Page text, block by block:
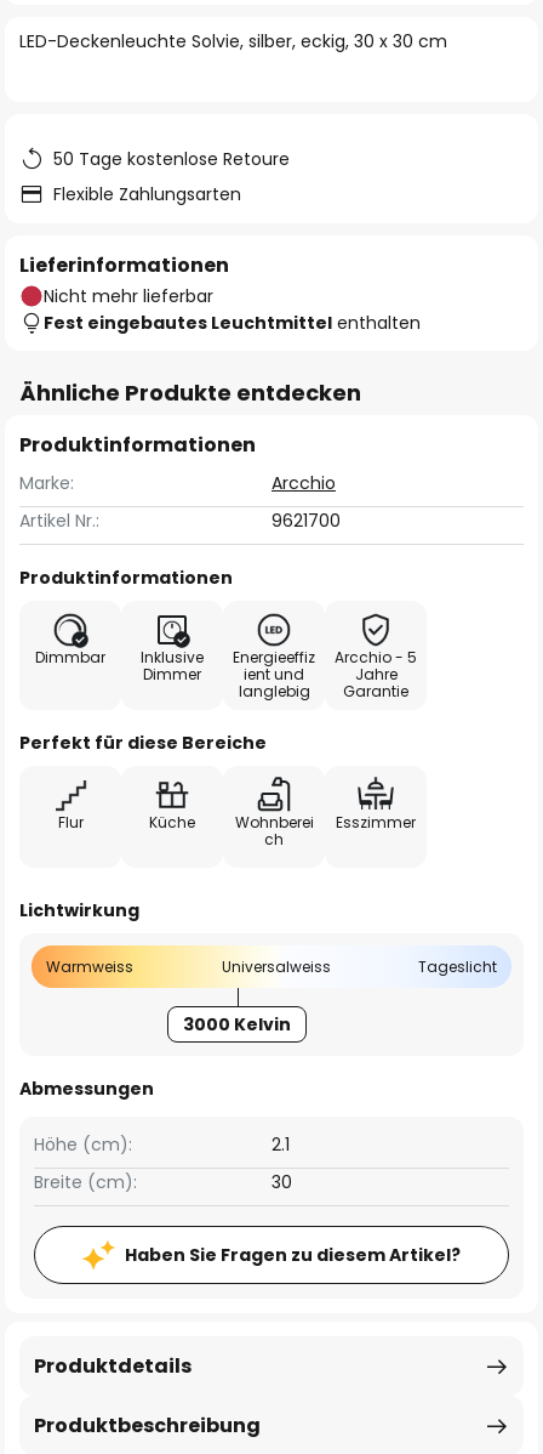
LED-Deckenleuchte Solvie, silber, eckig, 30 x 30 cm
50 Tage kostenlose Retoure
Flexible Zahlungsarten
Lieferinformationen
Nicht mehr lieferbar
Fest eingebautes Leuchtmittel enthalten
Ähnliche Produkte entdecken
Produktinformationen
Marke:
Arcchio
Artikel Nr.:
9621700
Produktinformationen
Dimmbar
Inklusive
Dimmer
Energieeffiz
ient und
langlebig
Arcchio - 5
Jahre
Garantie
Perfekt für diese Bereiche
Flur Küche
Wohnberei
ch
Esszimmer
Lichtwirkung
Warmweiss Universalweiss Tageslicht
3000 Kelvin
Abmessungen
Breite (cm): 30
Höhe (cm): 2.1
Haben Sie Fragen zu diesem Artikel?
Produktbeschreibung
Produktdetails